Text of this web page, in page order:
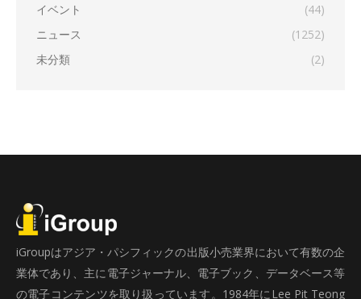
イベント
(44)
ニュース
(1252)
未分類
(2)
iGroupはアジア・パシフィックの出版小売業界において有数の企
業体であり、主に電子ジャーナル、電子ブック、データベース等
の電子コンテンツを取り扱っています。1984年にLee Pit Teong